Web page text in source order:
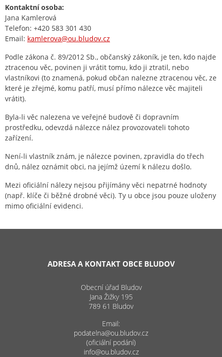
Kontaktní osoba:
Jana Kamlerová
Telefon: +420 583 301 430
Email: kamlerova@ou.bludov.cz
Podle zákona č. 89/2012 Sb., občanský zákoník, je ten, kdo najde
ztracenou věc, povinen ji vrátit tomu, kdo ji ztratil, nebo
vlastníkovi (to znamená, pokud občan nalezne ztracenou věc, ze
které je zřejmé, komu patří, musí přímo nálezce věc majiteli
vrátit).
Byla-li věc nalezena ve veřejné budově či dopravním
prostředku, odevzdá nálezce nález provozovateli tohoto
zařízení.
Není-li vlastník znám, je nálezce povinen, zpravidla do třech
dnů, nález oznámit obci, na jejímž území k nálezu došlo.
Mezi oficiální nálezy nejsou přijímány věci nepatrné hodnoty
(např. klíče či běžné drobné věci). Ty u obce jsou pouze uloženy
mimo oficiální evidenci.
ADRESA A KONTAKT OBCE BLUDOV
Obecní úřad Bludov
Jana Žižky 195
789 61 Bludov
Email:
podatelna@ou.bludov.cz
(oficiální podání)
info@ou.bludov.cz